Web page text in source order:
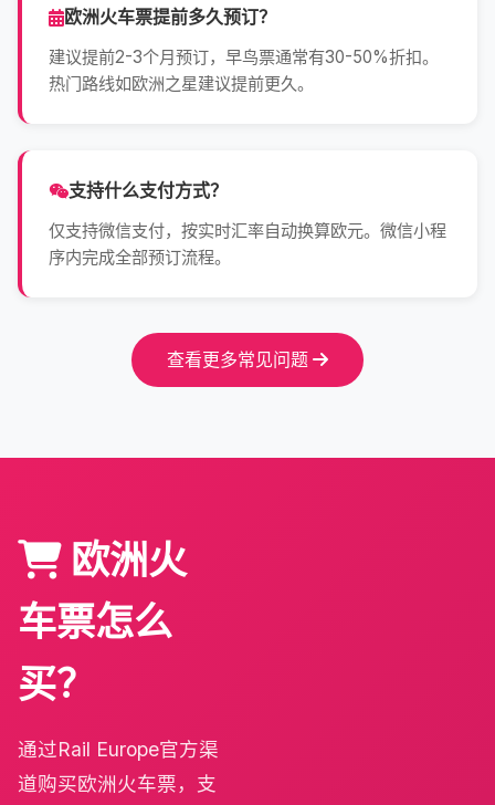
欧洲火车票提前多久预订？
建议提前2-3个月预订，早鸟票通常有30-50%折扣。
热门路线如欧洲之星建议提前更久。
支持什么支付方式？
仅支持微信支付，按实时汇率自动换算欧元。微信小程
序内完成全部预订流程。
查看更多常见问题
欧洲火
车票怎么
买？
通过Rail Europe官方渠
道购买欧洲火车票，支